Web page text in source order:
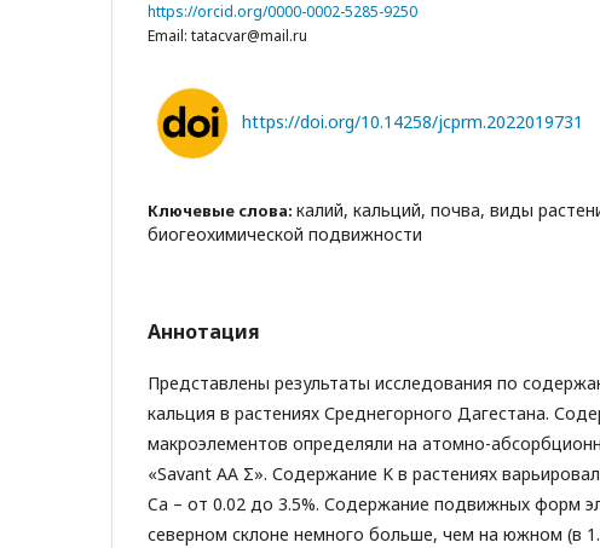
https://orcid.org/0000-0002-5285-9250
Email: tatacvar@mail.ru
https://doi.org/10.14258/jcprm.2022019731
Ключевые слова: калий, кальций, почва, виды
биогеохимической подвижности
Аннотация
Представлены результаты исследования по
кальция в растениях Среднегорного Дагестана.
макроэлементов определяли на атомно-
«Savant AA Σ». Содержание K в растениях
Ca – от 0.02 до 3.5%. Содержание подвижных форм
северном склоне немного больше, чем на южном (в